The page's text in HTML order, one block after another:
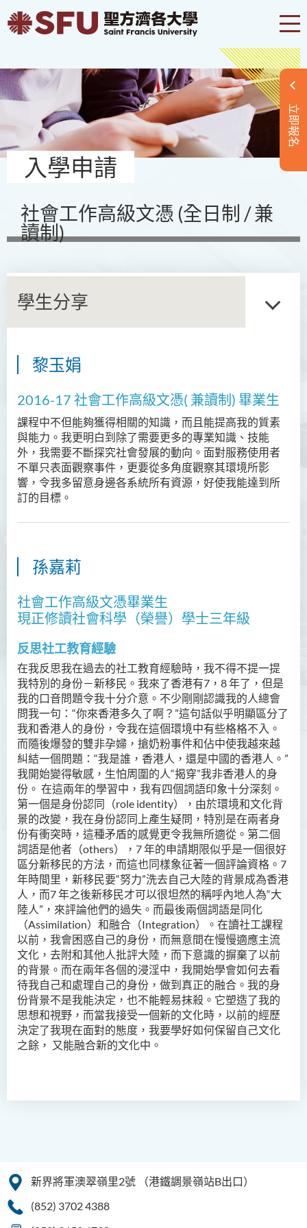
立即報名
入學申請
社會工作高級文憑 (全日制 / 兼
讀制)
學生分享
黎玉娟
2016-17 社會工作高級文憑( 兼讀制) 畢業生
課程中不但能夠獲得相關的知識，而且能提高我的質素
與能力。我更明白到除了需要更多的專業知識、技能
外，我需要不斷探究社會發展的動向。面對服務使用者
不單只表面觀察事件，更要從多角度觀察其環境所影
響，令我多留意身邊各系統所有資源，好使我能達到所
訂的目標。
孫嘉莉
社會工作高級文憑畢業生
現正修讀社會科學（榮譽）學士三年級
反思社工教育經驗
在我反思我在過去的社工教育經驗時，我不得不提一提
我特別的身份－新移民。我來了香港有7，8 年了，但是
我的口音問題令我十分介意。不少剛剛認識我的人總會
問我一句：“你來香港多久了啊？”這句話似乎明顯區分了
我和香港人的身份，令我在這個環境中有些格格不入。
而隨後爆發的雙非孕婦，搶奶粉事件和佔中使我越來越
糾結一個問題：“我是誰，香港人，還是中國的香港人。”
我開始變得敏感，生怕周圍的人“揭穿”我非香港人的身
份。 在這兩年的學習中，我有四個詞語印象十分深刻。
第一個是身份認同（role identity），由於環境和文化背
景的改變，我在身份認同上產生疑問，特別是在兩者身
份有衝突時，這種矛盾的感覺更令我無所適從。第二個
詞語是他者（others），7 年的申請期限似乎是一個很好
區分新移民的方法，而這也同樣象征著一個評論資格。7
年時間里，新移民要“努力”洗去自己大陸的背景成為香港
人，而7 年之後新移民才可以很坦然的稱呼內地人為“大
陸人”，來評論他們的過失。而最後兩個詞語是同化
（Assimilation）和融合（Integration）。在讀社工課程
以前，我會困惑自己的身份，而無意間在慢慢適應主流
文化，去附和其他人批評大陸，而下意識的摒棄了以前
的背景。而在兩年各個的浸淫中，我開始學會如何去看
待我自己和處理自己的身份，做到真正的融合。我的身
份背景不是我能決定，也不能輕易抹殺。它塑造了我的
思想和視野，而當我接受一個新的文化時，以前的經歷
決定了我現在面對的態度，我要學好如何保留自己文化
之餘， 又能融合新的文化中。
人工智能及資訊通訊科技高
犯罪及安保科學高級文憑
幼兒教育高級文憑
款待管理學高級文憑
配藥高級文憑 (全日制 / 兼讀
制)
設計學高級文憑
社會工作高級文憑 (全日制 /
兼讀制)
簡介
課程目標
課程學習成果
課程結構
專業認可
實習
升學及就業前景
入學要求
學費
面試安排
學生分享
課程資訊頻道
音樂研習高級文憑
新界將軍澳翠嶺里2號
（港鐵調景嶺站B出口）
(852) 3702 4388